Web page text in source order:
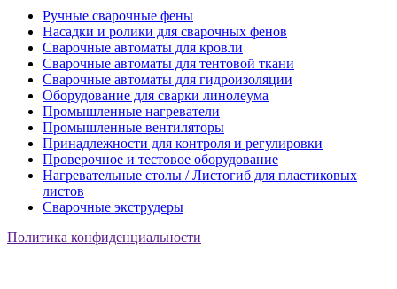
Ручные сварочные фены
Насадки и ролики для сварочных фенов
Сварочные автоматы для кровли
Сварочные автоматы для тентовой ткани
Сварочные автоматы для гидроизоляции
Оборудование для сварки линолеума
Промышленные нагреватели
Промышленные вентиляторы
Принадлежности для контроля и регулировки
Проверочное и тестовое оборудование
Нагревательные столы / Листогиб для пластиковых
листов
Сварочные экструдеры
Политика конфиденциальности